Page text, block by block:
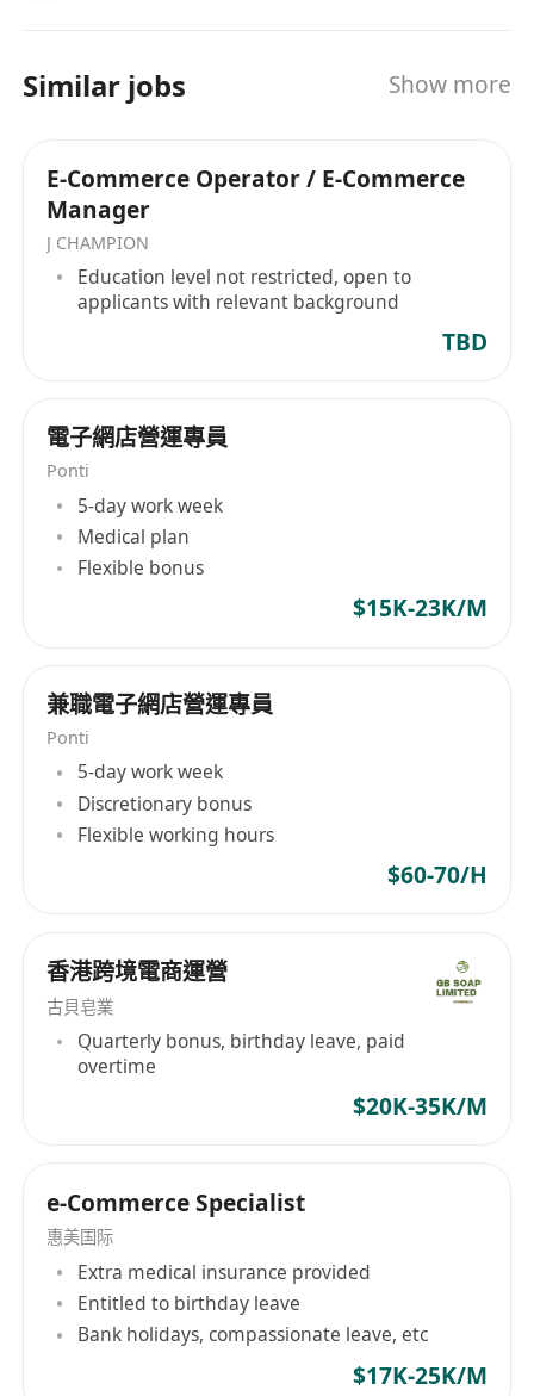
语言能力：英语流利（书面与口语），掌握小语
Amazon、Shopify）的操作与广告体系。
数字营销能力
工具，掌握SEO、红人营销等玩法。
数据分析：能使用Excel、Google Analytics、
平台后台数据工具进行数据分析。
：熟练运用PS/Canva等设计工具、视
2. 软性素质
市场敏感度：对海外消费趋势、节日营销（如黑
五、圣诞）有敏锐洞察力。
跨文化沟通：理解不同市场的文化差异，能本土
化传递品牌信息。
结果导向：以数据驱动决策，具备强烈的目标达
学习并快速调整策略。
抗压能力：能适应时差工作、旺季高强度任务及
多任务并行处理。
3. 教育与经验背景
学历：本科及以上学历，市场营销、国际贸易、
电子商务、外语类相关专业优先。
：资深专员：3年以上经验，有独立负责区
Similar jobs Show more
E-Commerce Operator / E-Commerce
Manager
J CHAMPION
Education level not restricted, open to
applicants with relevant background
TBD
電子網店營運專員
Ponti
5-day work week
Medical plan
Flexible bonus
$15K-23K/M
兼職電子網店營運專員
Ponti
5-day work week
Discretionary bonus
Flexible working hours
$60-70/H
香港跨境電商運營
古貝皂業
Quarterly bonus, birthday leave, paid
overtime
$20K-35K/M
e-Commerce Specialist
惠美国际
Extra medical insurance provided
Entitled to birthday leave
Bank holidays, compassionate leave, etc
$17K-25K/M